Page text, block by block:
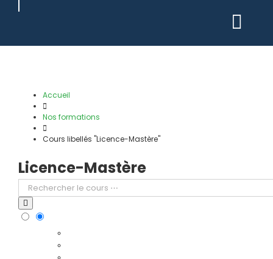
Accueil
Nos formations
Cours libellés "Licence-Mastère"
Licence-Mastère